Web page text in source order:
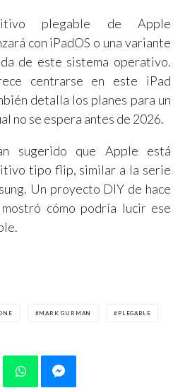
plegable de Apple
con iPadOS o una variante
de este sistema operativo.
centrarse en este iPad
detalla los planes para un
no se espera antes de 2026.
sugerido que Apple está
tipo flip, similar a la serie
Un proyecto DIY de hace
cómo podría lucir ese
MARK GURMAN PLEGABLE